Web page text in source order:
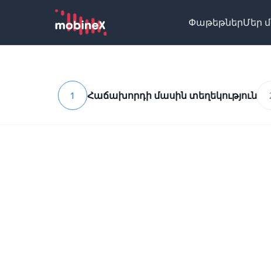
ՓաթեթներՄեր
1 Հաճախորդի մասին տեղեկություն